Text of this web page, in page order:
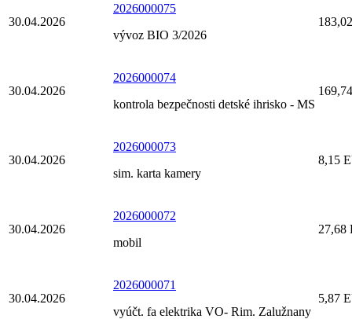
30.04.2026
2026000075
vývoz BIO 3/2026
30.04.2026
2026000074
kontrola bezpečnosti detské ihrisko - MS
30.04.2026
2026000073
sim. karta kamery
8,15
30.04.2026
2026000072
mobil
27,68
30.04.2026
2026000071
vyúčt. fa elektrika VO- Rim. Zalužnany
5,87